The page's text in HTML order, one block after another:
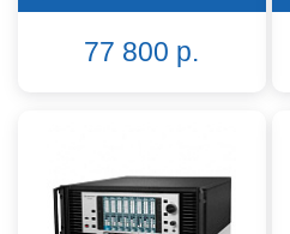
77 800 р.